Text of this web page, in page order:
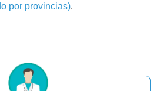
por provincias).